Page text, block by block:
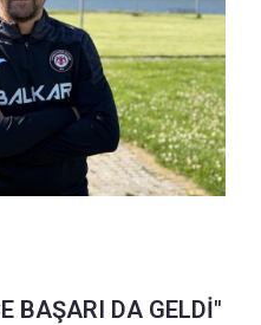
BAŞARI DA GELDİ"